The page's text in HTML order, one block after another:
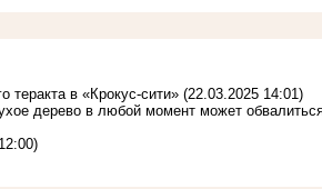
теракта в «Крокус-сити» (22.03.2025 14:01)
дерево в любой момент может